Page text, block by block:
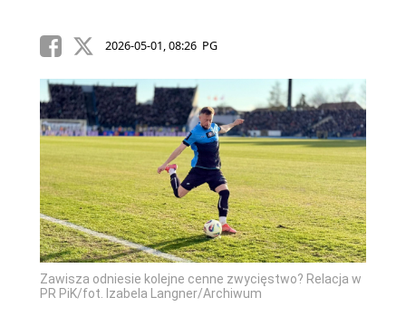
2026-05-01, 08:26 PG
Zawisza odniesie kolejne cenne zwycięstwo? Relacja w
PR PiK/fot. Izabela Langner/Archiwum